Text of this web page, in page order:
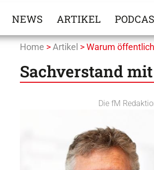
NEWS ARTIKEL
Home > Artikel >Warum
Sachverstand
Die fM